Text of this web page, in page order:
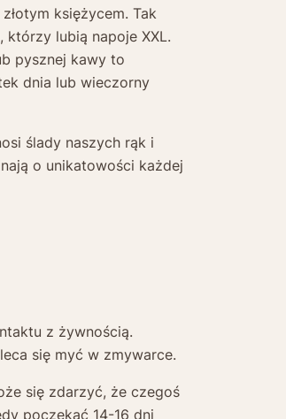
księżycem. Tak
lubią napoje XXL.
pysznej kawy to
dnia lub wieczorny
ślady naszych rąk i
o unikatowości każdej
z żywnością.
się myć w zmywarce.
się zdarzyć, że czegoś
poczekać 14-16 dni